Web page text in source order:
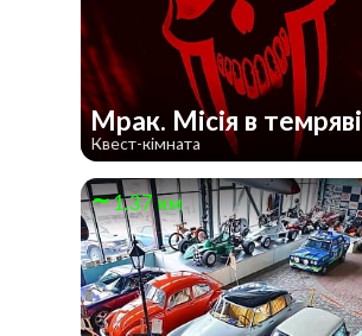
Мрак. Мiсiя в темрявi
Квест-кімната
1.37 км